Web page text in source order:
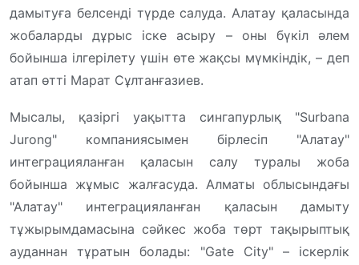
дамытуға белсенді түрде салуда. Алатау қаласында
жобаларды дұрыс іске асыру – оны бүкіл әлем
бойынша ілгерілету үшін өте жақсы мүмкіндік, – деп
атап өтті Марат Сұлтанғазиев.
Мысалы, қазіргі уақытта сингапурлық "Surbana
Jurong" компаниясымен бірлесіп "Алатау"
интеграцияланған қаласын салу туралы жоба
бойынша жұмыс жалғасуда. Алматы облысындағы
"Алатау" интеграцияланған қаласын дамыту
тұжырымдамасына сәйкес жоба төрт тақырыптық
ауданнан тұратын болады: "Gate City" – іскерлік